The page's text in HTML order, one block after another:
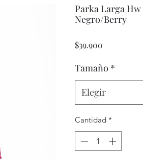
Parka Larga
Negro/Berry
$39.900
Tamaño *
Elegir
Cantidad *